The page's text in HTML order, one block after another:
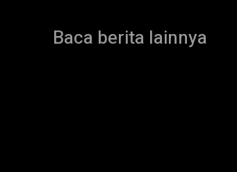
Baca berita lainnya